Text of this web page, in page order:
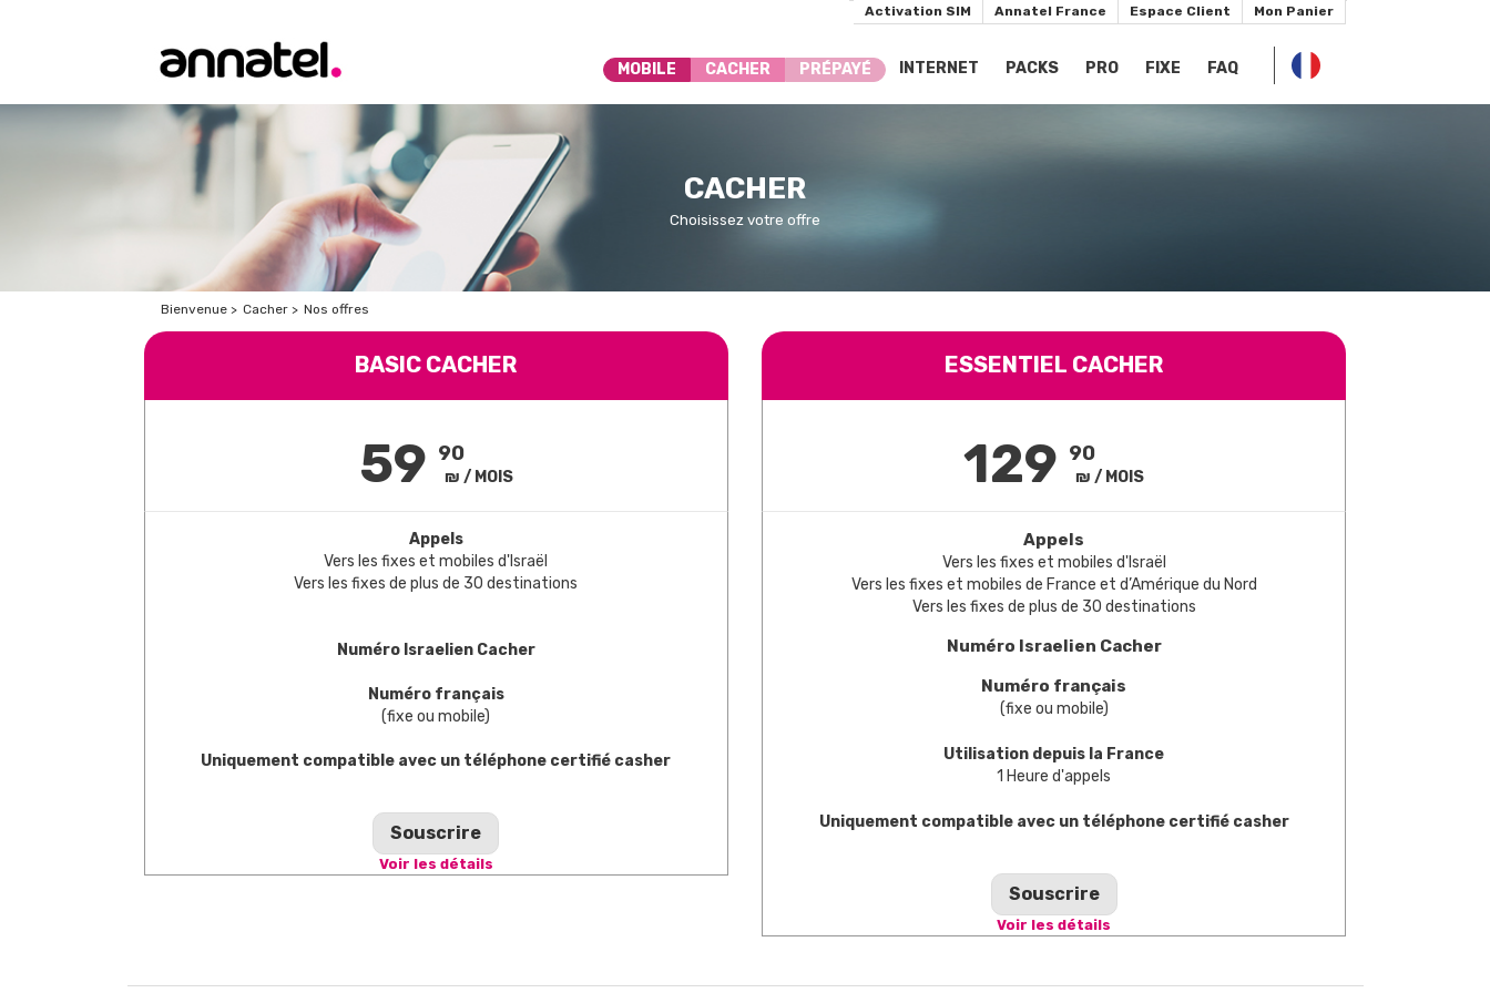
Activation SIM Annatel France Espace Client Mon Panier
MOBILE CACHER PRÉPAYÉ INTERNET PACKS PRO FIXE FAQ
CACHER
Choisissez votre offre
Bienvenue> Cacher> Nos offres
BASIC CACHER
59 90
₪ / MOIS
Appels
Vers les fixes et mobiles d'Israël
Vers les fixes de plus de 30 destinations
Numéro Israelien Cacher
Numéro français
(fixe ou mobile)
Uniquement compatible avec un téléphone certifié casher
Souscrire
Voir les détails
ESSENTIEL CACHER
129 90
₪ / MOIS
Appels
Vers les fixes et mobiles d'Israël
Vers les fixes et mobiles de France et d’Amérique du Nord
Vers les fixes de plus de 30 destinations
Numéro Israelien Cacher
Numéro français
(fixe ou mobile)
Utilisation depuis la France
1 Heure d'appels
Uniquement compatible avec un téléphone certifié casher
Souscrire
Voir les détails